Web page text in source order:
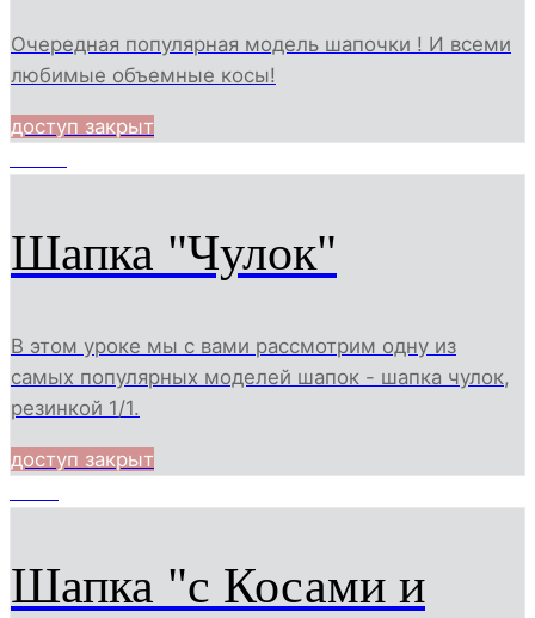
Очередная популярная модель шапочки ! И всеми
любимые объемные косы!
доступ закрыт
Шапка "Чулок"
В этом уроке мы с вами рассмотрим одну из
самых популярных моделей шапок - шапка чулок,
резинкой 1/1.
доступ закрыт
Шапка "с Косами и